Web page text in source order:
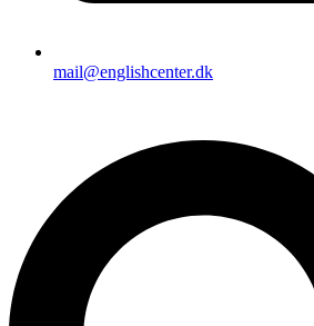
mail@englishcenter.dk